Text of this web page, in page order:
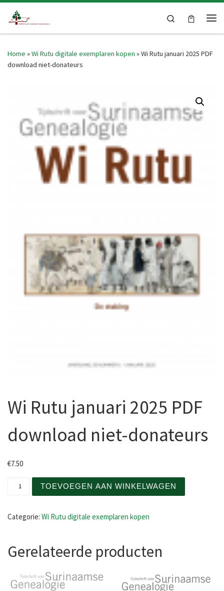
Skip to content
Search
Home »Wi Rutu digitale exemplaren kopen »Wi Rutu januari 2025 PDF
download niet-donateurs
Wi Rutu januari 2025 PDF
download niet-donateurs
€7.50
TOEVOEGEN AAN WINKELWAGEN
Categorie: Wi Rutu digitale exemplaren kopen
Gerelateerde producten